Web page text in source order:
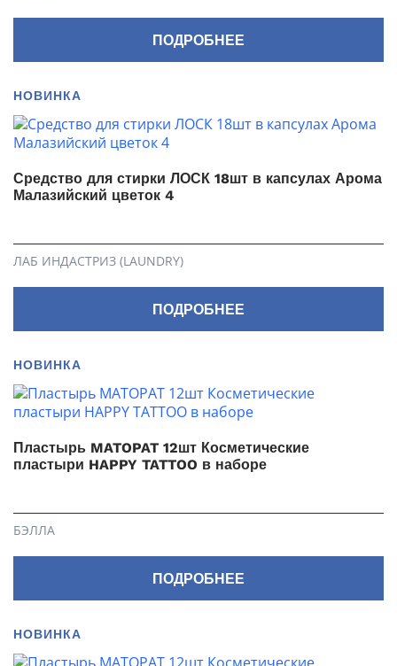
ПОДРОБНЕЕ
НОВИНКА
Средство для стирки ЛОСК 18шт в капсулах Арома
Малазийский цветок 4
ЛАБ ИНДАСТРИЗ (LAUNDRY)
ПОДРОБНЕЕ
НОВИНКА
Пластырь MATOPAT 12шт Косметические
пластыри HAPPY TATTOO в наборе
БЭЛЛА
ПОДРОБНЕЕ
НОВИНКА